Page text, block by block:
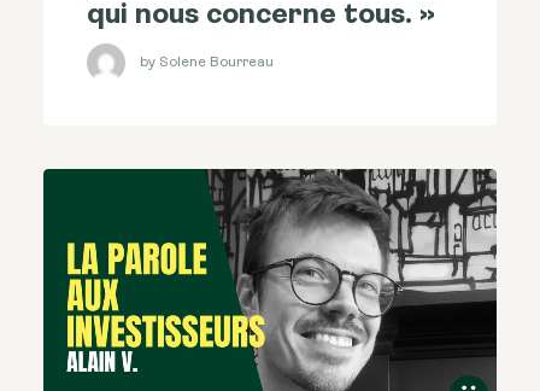
qui nous concerne tous. »
by Solene Bourreau